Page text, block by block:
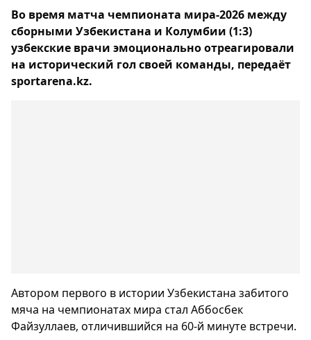
Во время матча чемпионата мира-2026 между
сборными Узбекистана и Колумбии (1:3)
узбекские врачи эмоционально отреагировали
на исторический гол своей команды, передаёт
sportarena.kz.
Автором первого в истории Узбекистана забитого
мяча на чемпионатах мира стал Аббосбек
Файзуллаев, отличившийся на 60-й минуте встречи.